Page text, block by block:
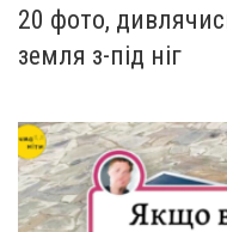
20 фото,
земля з-під ніг